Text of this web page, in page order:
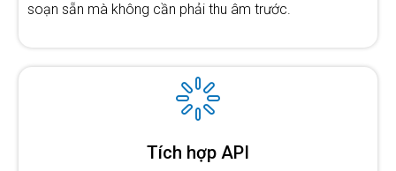
soạn sẵn mà không cần phải thu âm trước.
Tích hợp API